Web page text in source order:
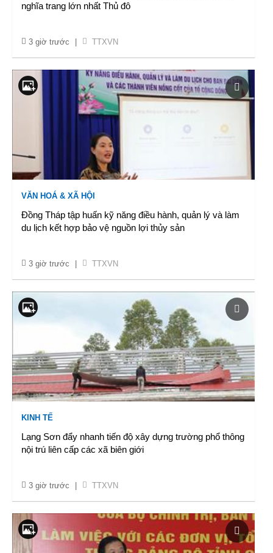
nghĩa trang lớn nhất Thủ đô
3 giờ trước TTXVN
VĂN HOÁ & XÃ HỘI
Đồng Tháp tập huấn kỹ năng điều hành, quản lý và làm
du lịch kết hợp bảo vệ nguồn lợi thủy sản
3 giờ trước TTXVN
KINH TẾ
Lạng Sơn đẩy nhanh tiến độ xây dựng trường phổ thông
nội trú liên cấp các xã biên giới
3 giờ trước TTXVN